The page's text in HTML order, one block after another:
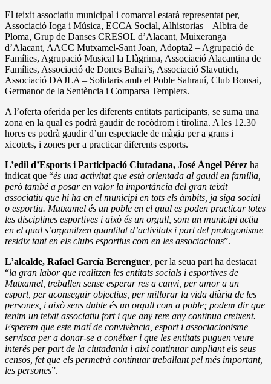
El teixit associatiu municipal i comarcal estarà representat per,
Associació Ioga i Música, ECCA Social, Alhistorias – Albira de
Ploma, Grup de Danses CRESOL d’Alacant, Muixeranga
d’Alacant, AACC Mutxamel-Sant Joan, Adopta2 – Agrupació de
Famílies, Agrupació Musical la Llàgrima, Associació Alacantina de
Famílies, Associació de Dones Bahai’s, Associació Slavutich,
Associació DAJLA – Solidaris amb el Poble Sahrauí, Club Bonsai,
Germanor de la Sentència i Comparsa Templers.
A l’oferta oferida per les diferents entitats participants, se suma una
zona en la qual es podrà gaudir de rocòdrom i tirolina. A les 12.30
hores es podrà gaudir d’un espectacle de màgia per a grans i
xicotets, i zones per a practicar diferents esports.
L’edil d’Esports i Participació Ciutadana, José Ángel Pérez ha
indicat que “és una activitat que està orientada al gaudi en família,
però també a posar en valor la importància del gran teixit
associatiu que hi ha en el municipi en tots els àmbits, ja siga social
o esportiu. Mutxamel és un poble en el qual es poden practicar totes
les disciplines esportives i això és un orgull, som un municipi actiu
en el qual s’organitzen quantitat d’activitats i part del protagonisme
residix tant en els clubs esportius com en les associacions”.
L’alcalde, Rafael García Berenguer, per la seua part ha destacat
“la gran labor que realitzen les entitats socials i esportives de
Mutxamel, treballen sense esperar res a canvi, per amor a un
esport, per aconseguir objectius, per millorar la vida diària de les
persones, i això sens dubte és un orgull com a poble; podem dir que
tenim un teixit associatiu fort i que any rere any continua creixent.
Esperem que este matí de convivència, esport i associacionisme
servisca per a donar-se a conéixer i que les entitats puguen veure
interés per part de la ciutadania i així continuar ampliant els seus
censos, fet que els permetrà continuar treballant pel més important,
les persones”.